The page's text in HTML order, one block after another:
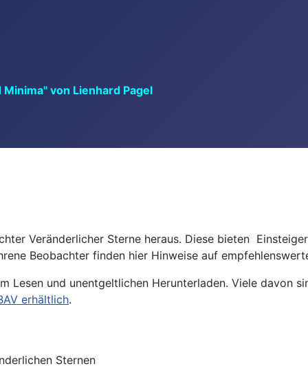
von Lienhard Pagel
Veränderlicher Sterne heraus. Diese bieten
Beobachter finden hier Hinweise auf
Lesen und unentgeltlichen Herunterladen. Viele davon
erhältlich.
Sternen